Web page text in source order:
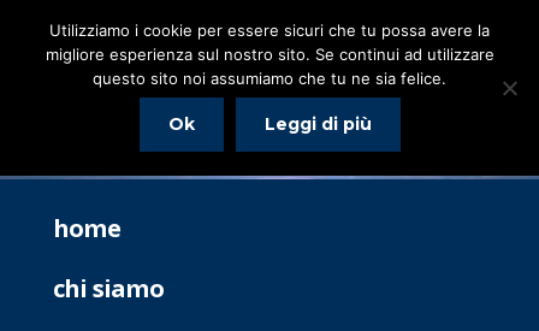
home
chi siamo
Utilizziamo i cookie per essere sicuri che tu possa avere la
migliore esperienza sul nostro sito. Se continui ad utilizzare
questo sito noi assumiamo che tu ne sia felice.
Ok Leggi di più